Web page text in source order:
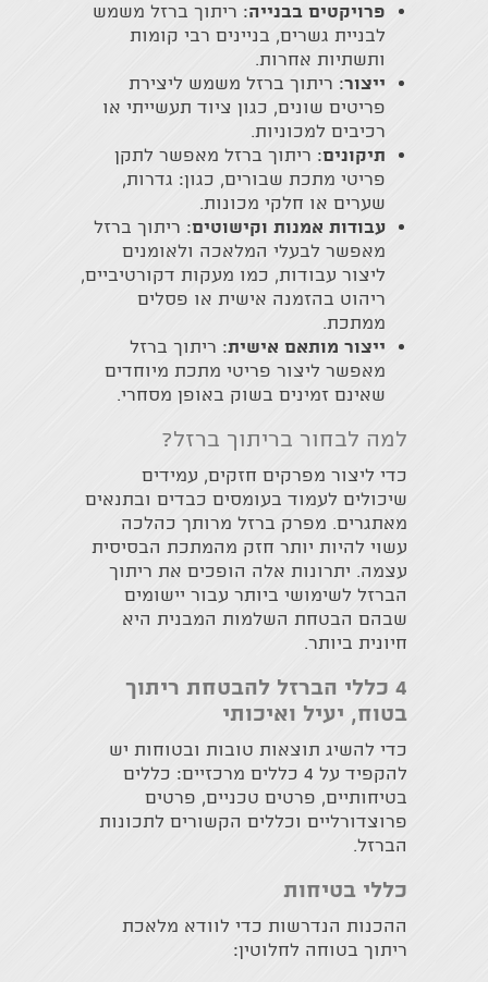
פרויקטים בבנייה: ריתוך ברזל משמש
לבניית גשרים, בניינים רבי קומות
ותשתיות אחרות.
ייצור: ריתוך ברזל משמש ליצירת
פריטים שונים, כגון ציוד תעשייתי או
רכיבים למכוניות.
תיקונים: ריתוך ברזל מאפשר לתקן
פריטי מתכת שבורים, כגון: גדרות,
שערים או חלקי מכונות.
עבודות אמנות וקישוטים: ריתוך ברזל
מאפשר לבעלי המלאכה ולאומנים
ליצור עבודות, כמו מעקות דקורטיביים,
ריהוט בהזמנה אישית או פסלים
ממתכת.
ייצור מותאם אישית: ריתוך ברזל
מאפשר ליצור פריטי מתכת מיוחדים
שאינם זמינים בשוק באופן מסחרי.
למה לבחור בריתוך ברזל?
כדי ליצור מפרקים חזקים, עמידים
שיכולים לעמוד בעומסים כבדים ובתנאים
מאתגרים. מפרק ברזל מרותך כהלכה
עשוי להיות יותר חזק מהמתכת הבסיסית
עצמה. יתרונות אלה הופכים את ריתוך
הברזל לשימושי ביותר עבור יישומים
שבהם הבטחת השלמות המבנית היא
חיונית ביותר.
4 כללי הברזל להבטחת ריתוך
בטוח, יעיל ואיכותי
כדי להשיג תוצאות טובות ובטוחות יש
להקפיד על 4 כללים מרכזיים: כללים
בטיחותיים, פרטים טכניים, פרטים
פרוצדורליים וכללים הקשורים לתכונות
הברזל.
כללי בטיחות
ההכנות הנדרשות כדי לוודא מלאכת
ריתוך בטוחה לחלוטין: